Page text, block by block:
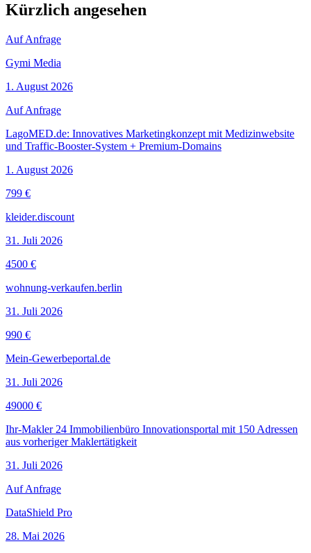
Kürzlich angesehen
Auf Anfrage
Gymi Media
1. August 2026
Auf Anfrage
LagoMED.de: Innovatives Marketingkonzept mit Medizinwebsite
und Traffic-Booster-System + Premium-Domains
1. August 2026
799 €
kleider.discount
31. Juli 2026
4500 €
wohnung-verkaufen.berlin
31. Juli 2026
990 €
Mein-Gewerbeportal.de
31. Juli 2026
49000 €
Ihr-Makler 24 Immobilienbüro Innovationsportal mit 150 Adressen
aus vorheriger Maklertätigkeit
31. Juli 2026
Auf Anfrage
DataShield Pro
28. Mai 2026